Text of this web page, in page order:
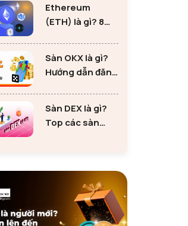
Bitcoin
Ethereum
(ETH) là gì? 8
tư Ethereum
Sàn OKX là gì?
Hướng dẫn đăng
mới
Sàn DEX là gì?
Top các sàn